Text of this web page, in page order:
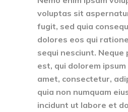
voluptas sit
fugit, sed quia
dolores eos qui
sequi nesciunt. Neque
est, qui dolorem
amet, consectetur,
quia non numquam
incidunt ut labore et